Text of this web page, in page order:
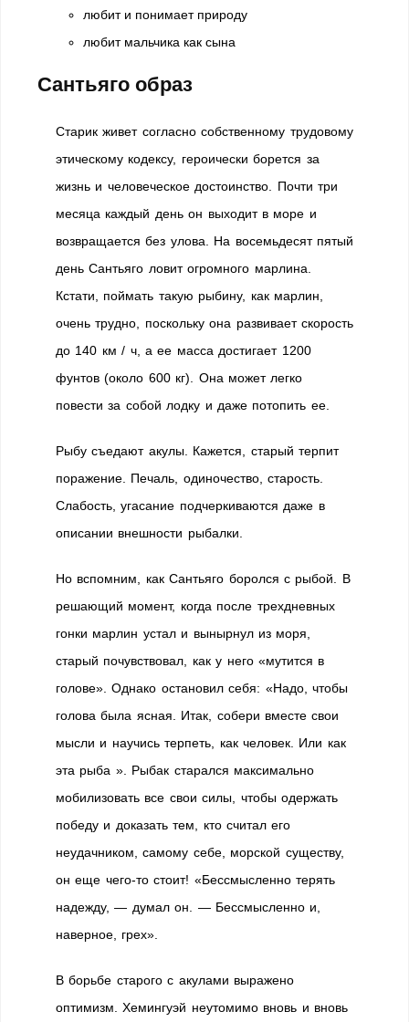
любит и понимает природу
любит мальчика как сына
Сантьяго образ
Старик живет согласно собственному трудовому
этическому кодексу, героически борется за
жизнь и человеческое достоинство. Почти три
месяца каждый день он выходит в море и
возвращается без улова. На восемьдесят пятый
день Сантьяго ловит огромного марлина.
Кстати, поймать такую рыбину, как марлин,
очень трудно, поскольку она развивает скорость
до 140 км / ч, а ее масса достигает 1200
фунтов (около 600 кг). Она может легко
повести за собой лодку и даже потопить ее.
Рыбу съедают акулы. Кажется, старый терпит
поражение. Печаль, одиночество, старость.
Слабость, угасание подчеркиваются даже в
описании внешности рыбалки.
Но вспомним, как Сантьяго боролся с рыбой. В
решающий момент, когда после трехдневных
гонки марлин устал и вынырнул из моря,
старый почувствовал, как у него «мутится в
голове». Однако остановил себя: «Надо, чтобы
голова была ясная. Итак, собери вместе свои
мысли и научись терпеть, как человек. Или как
эта рыба ». Рыбак старался максимально
мобилизовать все свои силы, чтобы одержать
победу и доказать тем, кто считал его
неудачником, самому себе, морской существу,
он еще чего-то стоит! «Бессмысленно терять
надежду, — думал он. — Бессмысленно и,
наверное, грех».
В борьбе старого с акулами выражено
оптимизм. Хемингуэй неутомимо вновь и вновь